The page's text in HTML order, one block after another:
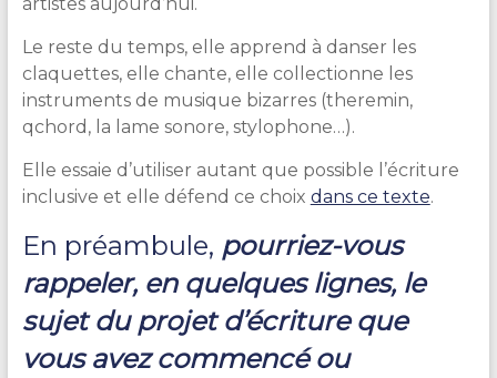
Le reste du temps, elle apprend à danser les
claquettes, elle chante, elle collectionne les
instruments de musique bizarres (theremin,
qchord, la lame sonore, stylophone…).
Elle essaie d’utiliser autant que possible l’écriture
inclusive et elle défend ce choix dans ce texte.
En préambule, pourriez-vous
rappeler, en quelques lignes, le
sujet du projet d’écriture que
vous avez commencé ou